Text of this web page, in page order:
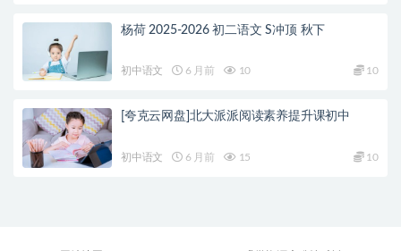
杨荷 2025-2026 初二语文 S冲顶 秋下
初中语文 6 月前 10 10
[夸克云网盘]北大派派阅读素养提升课初中
初中语文 6 月前 15 10